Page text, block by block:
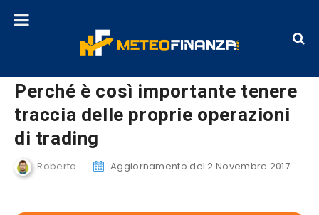
Perché è così importante tenere
traccia delle proprie operazioni
di trading
Roberto Aggiornamento del 2 Novembre 2017